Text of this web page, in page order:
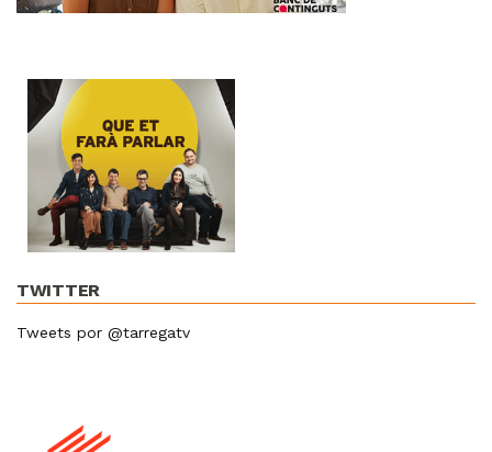
TWITTER
Tweets por @tarregatv